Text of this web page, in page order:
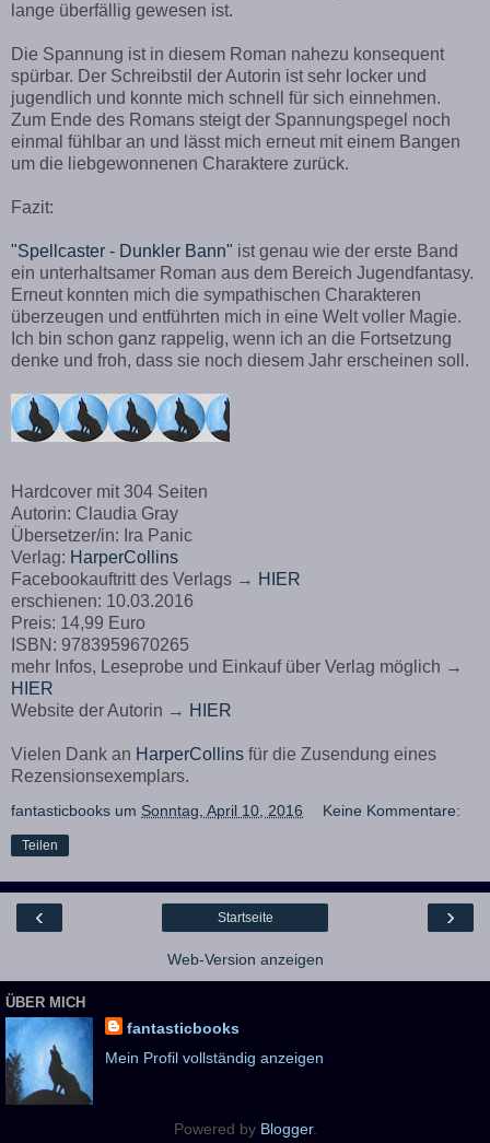
lange überfällig gewesen ist.
Die Spannung ist in diesem Roman nahezu konsequent
spürbar. Der Schreibstil der Autorin ist sehr locker und
jugendlich und konnte mich schnell für sich einnehmen.
Zum Ende des Romans steigt der Spannungspegel noch
einmal fühlbar an und lässt mich erneut mit einem Bangen
um die liebgewonnenen Charaktere zurück.
Fazit:
"Spellcaster - Dunkler Bann" ist genau wie der erste Band
ein unterhaltsamer Roman aus dem Bereich Jugendfantasy.
Erneut konnten mich die sympathischen Charakteren
überzeugen und entführten mich in eine Welt voller Magie.
Ich bin schon ganz rappelig, wenn ich an die Fortsetzung
denke und froh, dass sie noch diesem Jahr erscheinen soll.
Hardcover mit 304 Seiten
Autorin: Claudia Gray
Übersetzer/in: Ira Panic
Verlag: HarperCollins
Facebookauftritt des Verlags → HIER
erschienen: 10.03.2016
Preis: 14,99 Euro
ISBN: 9783959670265
mehr Infos, Leseprobe und Einkauf über Verlag möglich →
HIER
Website der Autorin → HIER
Vielen Dank an HarperCollins für die Zusendung eines
Rezensionsexemplars.
fantasticbooks um Sonntag, April 10, 2016 Keine Kommentare:
Teilen
‹ ›
Startseite
Web-Version anzeigen
ÜBER MICH
fantasticbooks
Mein Profil vollständig anzeigen
Powered by Blogger.